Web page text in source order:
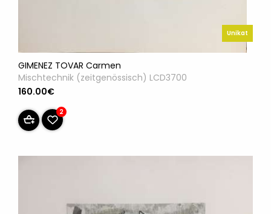
Unikat
GIMENEZ TOVAR Carmen
Mischtechnik (zeitgenössisch) LCD3700
160.00€
2